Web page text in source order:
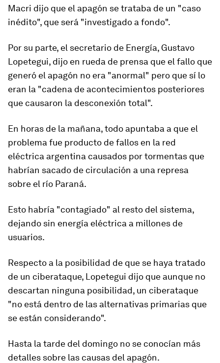
Macri dijo que el apagón se trataba de un "caso
inédito", que será "investigado a fondo".
Por su parte, el secretario de Energía, Gustavo
Lopetegui, dijo en rueda de prensa que el fallo que
generó el apagón no era "anormal" pero que sí lo
eran la "cadena de acontecimientos posteriores
que causaron la desconexión total".
En horas de la mañana, todo apuntaba a que el
problema fue producto defallos en la red
eléctrica argentina causados por tormentas que
habrían sacado de circulación a una represa
sobre el río Paraná.
Esto habría "contagiado" al resto del sistema,
dejando sin energía eléctrica a millones de
usuarios.
Respecto a la posibilidad de que se haya tratado
de un ciberataque, Lopetegui dijo que aunque no
descartan ninguna posibilidad, un ciberataque
"no está dentro de las alternativas primarias que
se están considerando".
Hasta la tarde del domingo no se conocían más
detalles sobre las causas del apagón.